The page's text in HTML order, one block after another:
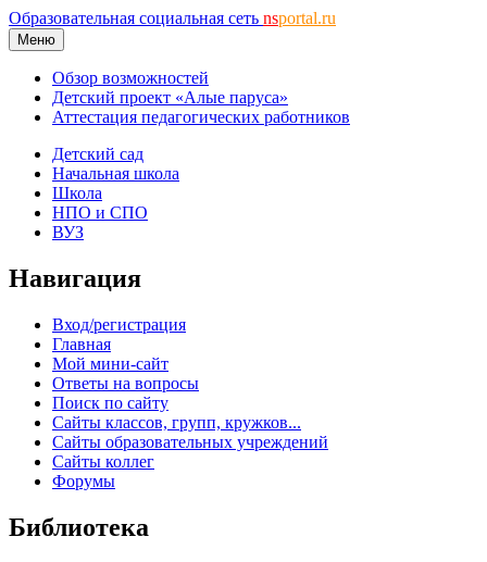
Образовательная социальная сеть nsportal.ru
Меню
Обзор возможностей
Детский проект «Алые паруса»
Аттестация педагогических работников
Детский сад
Начальная школа
Школа
НПО и СПО
ВУЗ
Навигация
Вход/регистрация
Главная
Мой мини-сайт
Ответы на вопросы
Поиск по сайту
Сайты классов, групп, кружков...
Сайты образовательных учреждений
Сайты коллег
Форумы
Библиотека